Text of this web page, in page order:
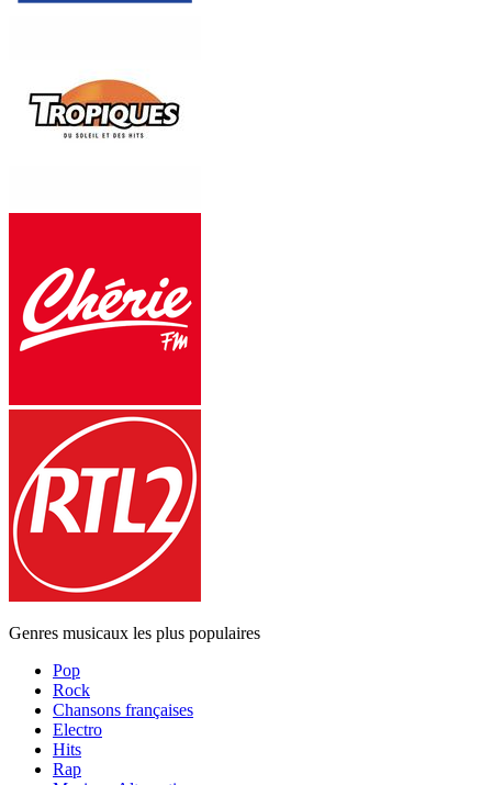
Genres musicaux les plus populaires
Pop
Rock
Chansons françaises
Electro
Hits
Rap